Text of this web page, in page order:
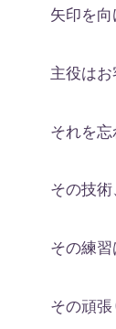
矢印を向
主役はお
それを
その技
その練
その頑